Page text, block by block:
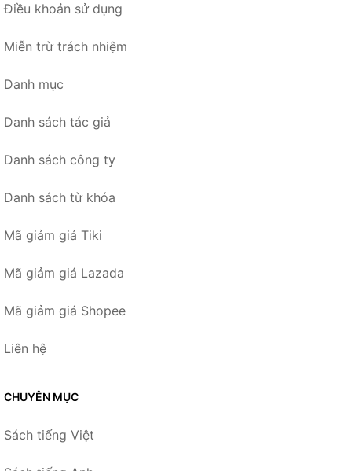
Điều khoản sử dụng
Miễn trừ trách nhiệm
Danh mục
Danh sách tác giả
Danh sách công ty
Danh sách từ khóa
Mã giảm giá Tiki
Mã giảm giá Lazada
Mã giảm giá Shopee
Liên hệ
CHUYÊN MỤC
Sách tiếng Việt